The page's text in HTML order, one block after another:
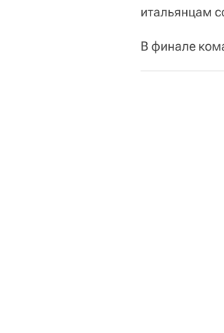
итальянцам
В финале